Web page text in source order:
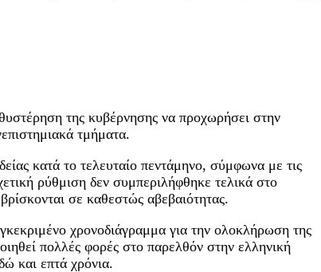
της κυβέρνησης να προχωρήσει στην
τμήματα.
κατά το τελευταίο πεντάμηνο, σύμφωνα με τις
ρύθμιση δεν συμπεριλήφθηκε τελικά στο
σε καθεστώς αβεβαιότητας.
χρονοδιάγραμμα για την ολοκλήρωση της
πολλές φορές στο παρελθόν στην ελληνική
και επτά χρόνια.